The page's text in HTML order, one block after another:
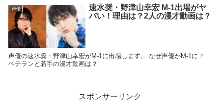
声優
速水奨・野津山幸宏 M-1出場がヤ
バい！理由は？2人の漫才動画は？
声優の速水奨・野津山幸宏がM-1に出場します。 なぜ声優がM-1に？
ベテランと若手の漫才動画は？
スポンサーリンク